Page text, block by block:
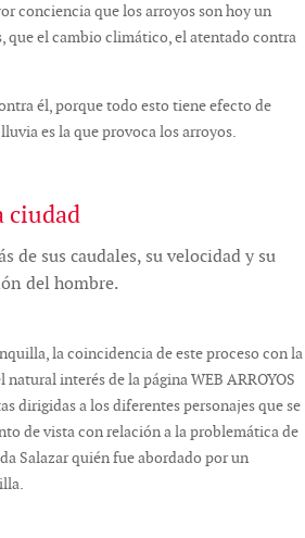
conciencia que los arroyos son hoy un
que el cambio climático, el atentado contra
él, porque todo esto tiene efecto de
es la que provoca los arroyos.
ciudad
de sus caudales, su velocidad y su
del hombre.
la coincidencia de este proceso con la
interés de la página WEB ARROYOS
dirigidas a los diferentes personajes que se
de vista con relación a la problemática de
Salazar quién fue abordado por un